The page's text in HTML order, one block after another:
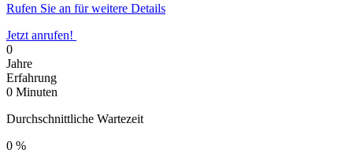
Rufen Sie an für weitere Details
Jetzt anrufen!
0
Jahre
Erfahrung
0 Minuten
Durchschnittliche Wartezeit
0 %